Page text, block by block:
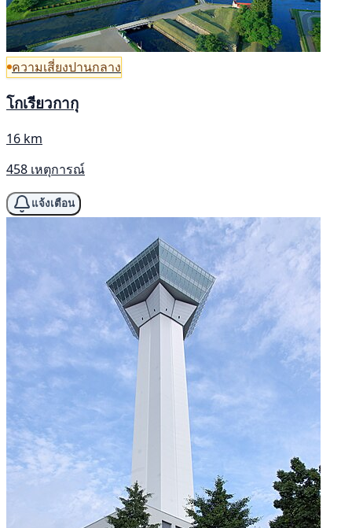
ความเสี่ยงปานกลาง
โกเรียวกากุ
16 km
458 เหตุการณ์
แจ้งเตือน